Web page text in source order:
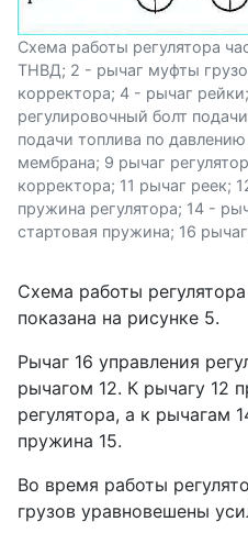
Схема работы регулятора
ТНВД; 2 - рычаг муфты
корректора; 4 - рычаг
регулировочный болт
подачи топлива по
мембрана; 9 рычаг
корректора; 11 рычаг реек;
пружина регулятора; 14 -
стартовая пружина; 16
Схема работы
показана на рисунке 5.
Рычаг 16 управления
рычагом 12. К рычагу 12
регулятора, а к рычагам
пружина 15.
Во время работы
грузов уравновешены